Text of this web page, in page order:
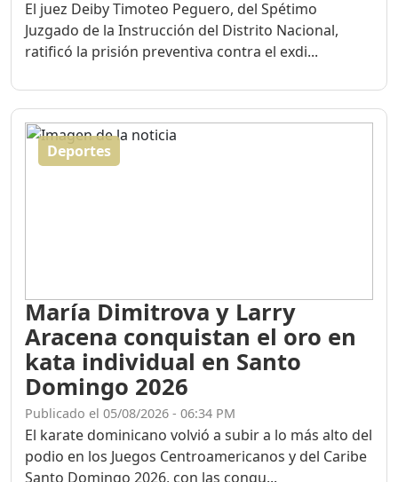
El juez Deiby Timoteo Peguero, del Spétimo
Juzgado de la Instrucción del Distrito Nacional,
ratificó la prisión preventiva contra el exdi...
Deportes
María Dimitrova y Larry
Aracena conquistan el oro en
kata individual en Santo
Domingo 2026
Publicado el 05/08/2026 - 06:34 PM
El karate dominicano volvió a subir a lo más alto del
podio en los Juegos Centroamericanos y del Caribe
Santo Domingo 2026, con las conqu...